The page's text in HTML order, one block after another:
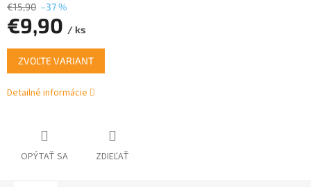
€15,90 –37 %
€9,90 / ks
Jednotková
cena:
ZVOĽTE VARIANT
Detailné informácie
OPÝTAŤ SA ZDIEĽAŤ